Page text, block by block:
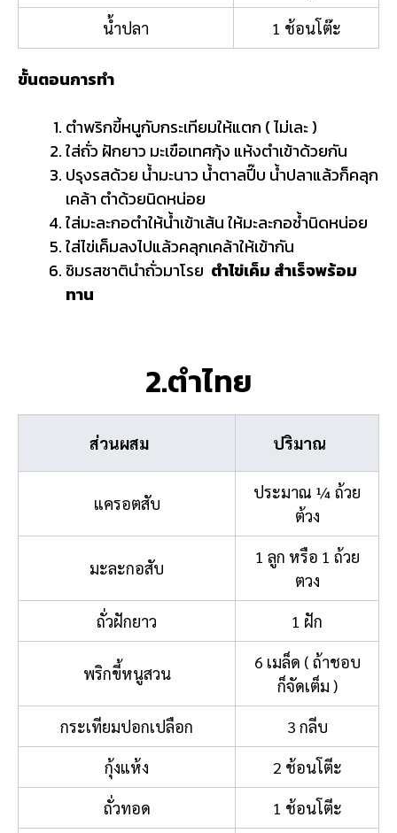
น้ำปลา
1 ช้อนโต๊ะ
ขั้นตอนการทำ
ตำพริกขี้หนูกับกระเทียมให้แตก ( ไม่เละ )
ใส่ถั่ว ฝักยาว มะเขือเทศกุ้ง แห้งตำเข้าด้วยกัน
ปรุงรสด้วย น้ำมะนาว น้ำตาลปี๊บ น้ำปลาแล้วก็คลุก
เคล้า ตำด้วยนิดหน่อย
ใส่มะละกอตำให้น้ำเข้าเส้น ให้มะละกอช้ำนิดหน่อย
ใส่ไข่เค็มลงไปแล้วคลุกเคล้าให้เข้ากัน
ชิมรสชาตินำถั่วมาโรย ตำไข่เค็ม สำเร็จพร้อม
ทาน
2.ตำไทย
ส่วนผสม ปริมาณ
แครอตสับ
ประมาณ ¼ ถ้วย
ต้วง
มะละกอสับ
1 ลูก หรือ 1 ถ้วย
ตวง
ถั่วฝักยาว
1 ฝัก
พริกขี้หนูสวน
6 เมล็ด ( ถ้าชอบ
ก็จัดเต็ม )
กระเทียมปอกเปลือก
3 กลีบ
กุ้งแห้ง
2 ช้อนโตีะ
ถั่วทอด
1 ช้อนโตีะ